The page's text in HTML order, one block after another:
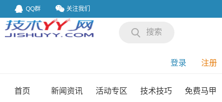
QQ群 关注我们
搜索
登录 注册
首页 新闻资讯 活动专区 技术技巧 免费马甲